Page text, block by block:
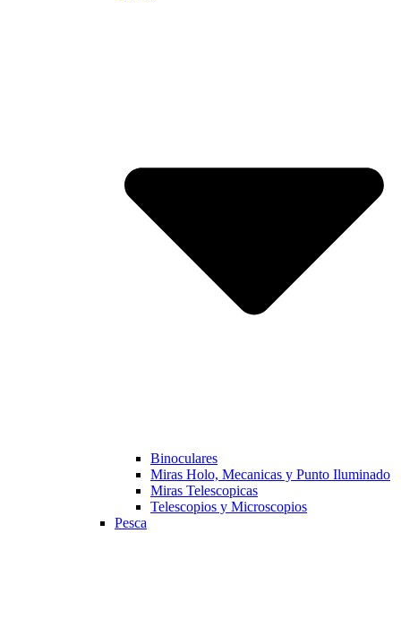
Binoculares
Miras Holo, Mecanicas y Punto Iluminado
Miras Telescopicas
Telescopios y Microscopios
Pesca